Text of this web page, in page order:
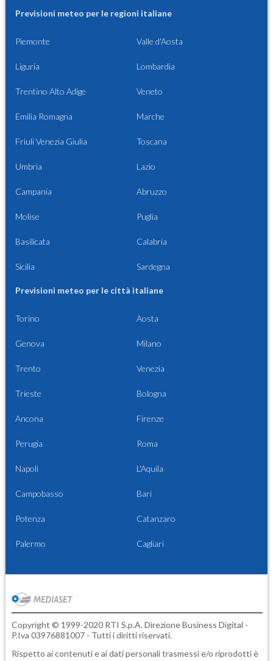
Previsioni meteo per le regioni italiane
Piemonte Valle d'Aosta
Liguria Lombardia
Trentino Alto Adige Veneto
Emilia Romagna Marche
Friuli Venezia Giulia Toscana
Umbria Lazio
Campania Abruzzo
Molise Puglia
Basilicata Calabria
Sicilia Sardegna
Previsioni meteo per le città italiane
Torino Aosta
Genova Milano
Trento Venezia
Trieste Bologna
Ancona Firenze
Perugia Roma
Napoli L'Aquila
Campobasso Bari
Potenza Catanzaro
Palermo Cagliari
Copyright © 1999-2020 RTI S.p.A. Direzione Business Digital -
P.Iva 03976881007 - Tutti i diritti riservati.
Rispetto ai contenuti e ai dati personali trasmessi e/o riprodotti è